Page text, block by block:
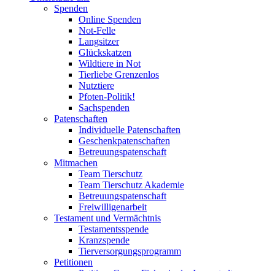
Spenden
Online Spenden
Not-Felle
Langsitzer
Glückskatzen
Wildtiere in Not
Tierliebe Grenzenlos
Nutztiere
Pfoten-Politik!
Sachspenden
Patenschaften
Individuelle Patenschaften
Geschenkpatenschaften
Betreuungspatenschaft
Mitmachen
Team Tierschutz
Team Tierschutz Akademie
Betreuungspatenschaft
Freiwilligenarbeit
Testament und Vermächtnis
Testamentsspende
Kranzspende
Tierversorgungsprogramm
Petitionen